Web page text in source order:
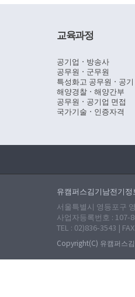
교육과정
공기업ㆍ방송사
공무원ㆍ군무원
특성화고 공무원ㆍ공기
해양경찰ㆍ해양간부
공무원ㆍ공기업 면접
국가기술ㆍ인증자격
유캠퍼스김기남전기정
서울특별시 영등포구
사업자등록번호 : 107-
TEL : 02)836-3543 |
Copyright(C) 유캠퍼스